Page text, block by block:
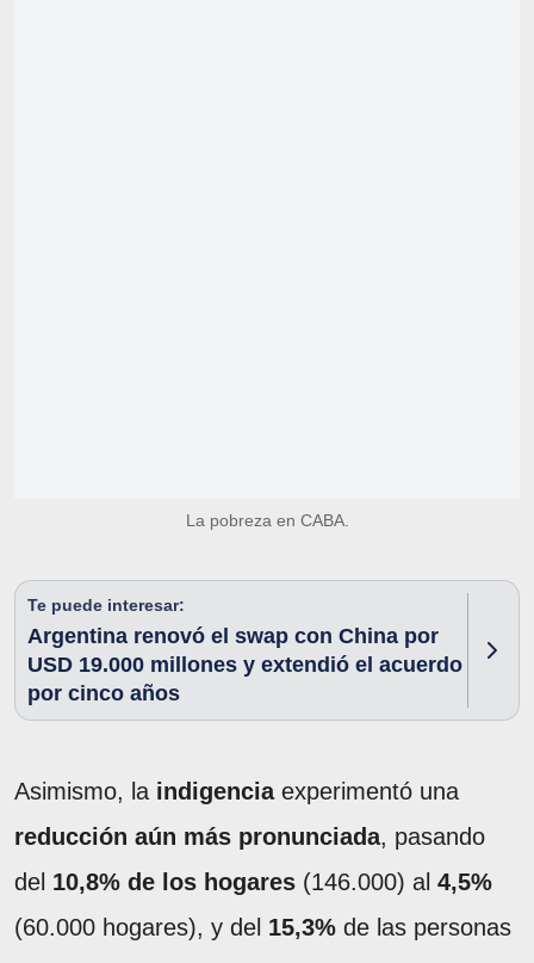
La pobreza en CABA.
Te puede interesar:
Argentina renovó el swap con China por
USD 19.000 millones y extendió el acuerdo
por cinco años
Asimismo, la indigenciaexperimentó una
reducción aún más pronunciada, pasando
del 10,8% de los hogares (146.000) al 4,5%
(60.000 hogares), y del 15,3% de las personas